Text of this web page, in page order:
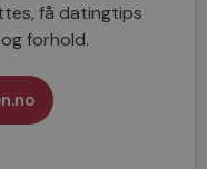
få datingtips
forhold.